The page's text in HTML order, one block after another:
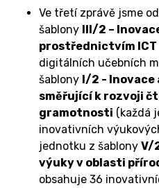
Ve třetí zprávě jsme
šablony III/2 –
prostřednictvím ICT
digitálních učebních
šablony I/2 -
směřující k rozvoji
gramotnosti (každá
inovativních
jednotku z šablony V/
výuky v oblasti
obsahuje 36